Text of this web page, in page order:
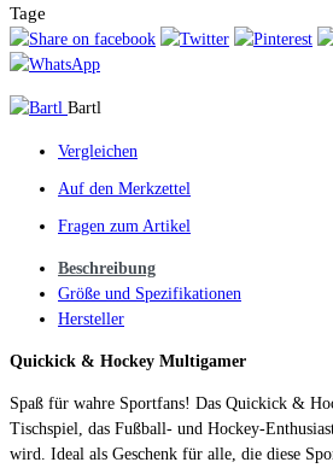
Tage
Bartl
Vergleichen
Auf den Merkzettel
Fragen zum Artikel
Beschreibung
Größe und Spezifikationen
Hersteller
Quickick & Hockey Multigamer
Spaß für wahre Sportfans! Das Quickick &
Tischspiel, das Fußball- und Hockey-
wird. Ideal als Geschenk für alle, die diese